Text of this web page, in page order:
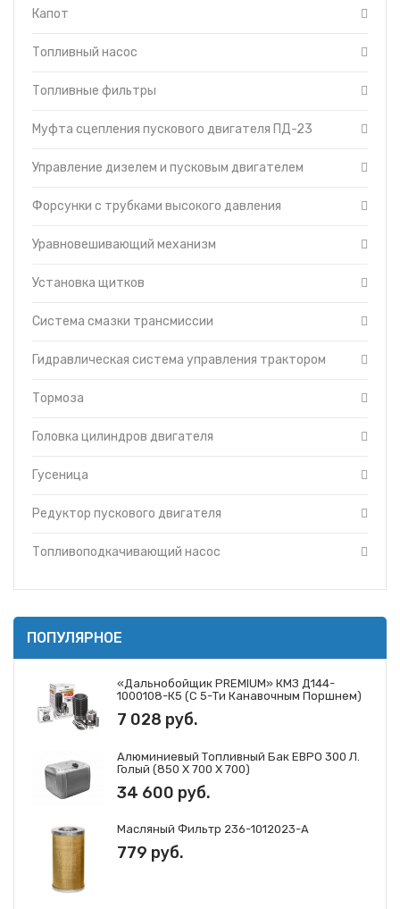
Капот
Топливный насос
Топливные фильтры
Муфта сцепления пускового двигателя ПД-23
Управление дизелем и пусковым двигателем
Форсунки с трубками высокого давления
Уравновешивающий механизм
Установка щитков
Система смазки трансмиссии
Гидравлическая система управления трактором
Тормоза
Головка цилиндров двигателя
Гусеница
Редуктор пускового двигателя
Топливоподкачивающий насос
ПОПУЛЯРНОЕ
«Дальнобойщик PREMIUM» КМЗ Д144-
1000108-К5 (с 5-Ти Канавочным Поршнем)
7 028 руб.
Алюминиевый Топливный Бак ЕВРО 300 Л.
Голый (850 Х 700 Х 700)
34 600 руб.
Масляный Фильтр 236-1012023-А
779 руб.